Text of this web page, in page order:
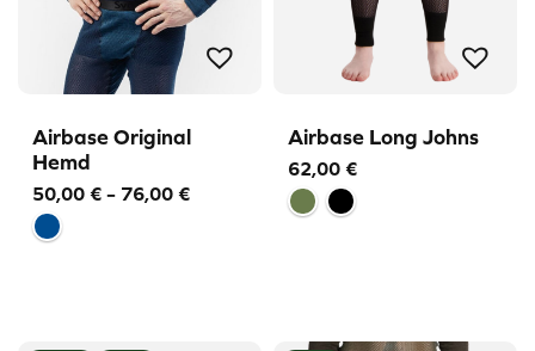
Airbase Original
Hemd
50,00 € – 76,00 €Price
Airbase Long Johns
62,00 €